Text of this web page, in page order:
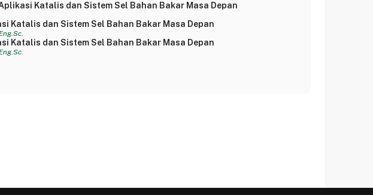
Katalis dan Sistem Sel Bahan Bakar Masa Depan
Katalis dan Sistem Sel Bahan Bakar Masa Depan
Katalis dan Sistem Sel Bahan Bakar Masa Depan